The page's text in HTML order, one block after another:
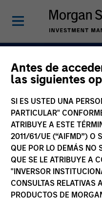
Antes de
las siguientes
SI ES USTED UNA
PARTICULAR"
ATRIBUYE A ESTE
2011/61/UE (“AIFMD”) O
QUE POR LO DEMÁS NO
QUE SE LE ATRIBUYE A
"INVERSOR
CONSULTAS RELATIVAS
PRODUCTOS DE
fija
Más